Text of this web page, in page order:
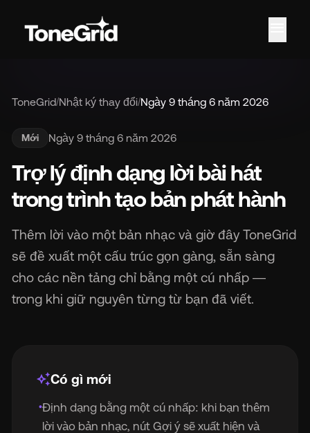
ToneGrid/Nhật ký thay đổi/Ngày 9 tháng 6 năm 2026
Mới Ngày 9 tháng 6 năm 2026
Trợ lý định dạng lời bài hát
trong trình tạo bản phát hành
Thêm lời vào một bản nhạc và giờ đây ToneGrid
sẽ đề xuất một cấu trúc gọn gàng, sẵn sàng
cho các nền tảng chỉ bằng một cú nhấp —
trong khi giữ nguyên từng từ bạn đã viết.
Trợ lý định dạng lời bài hát trong trình tạo bản phát
auto_awesomeCó gì mới
•Định dạng bằng một cú nhấp: khi bạn thêm
lời vào bản nhạc, nút Gợi ý sẽ xuất hiện và